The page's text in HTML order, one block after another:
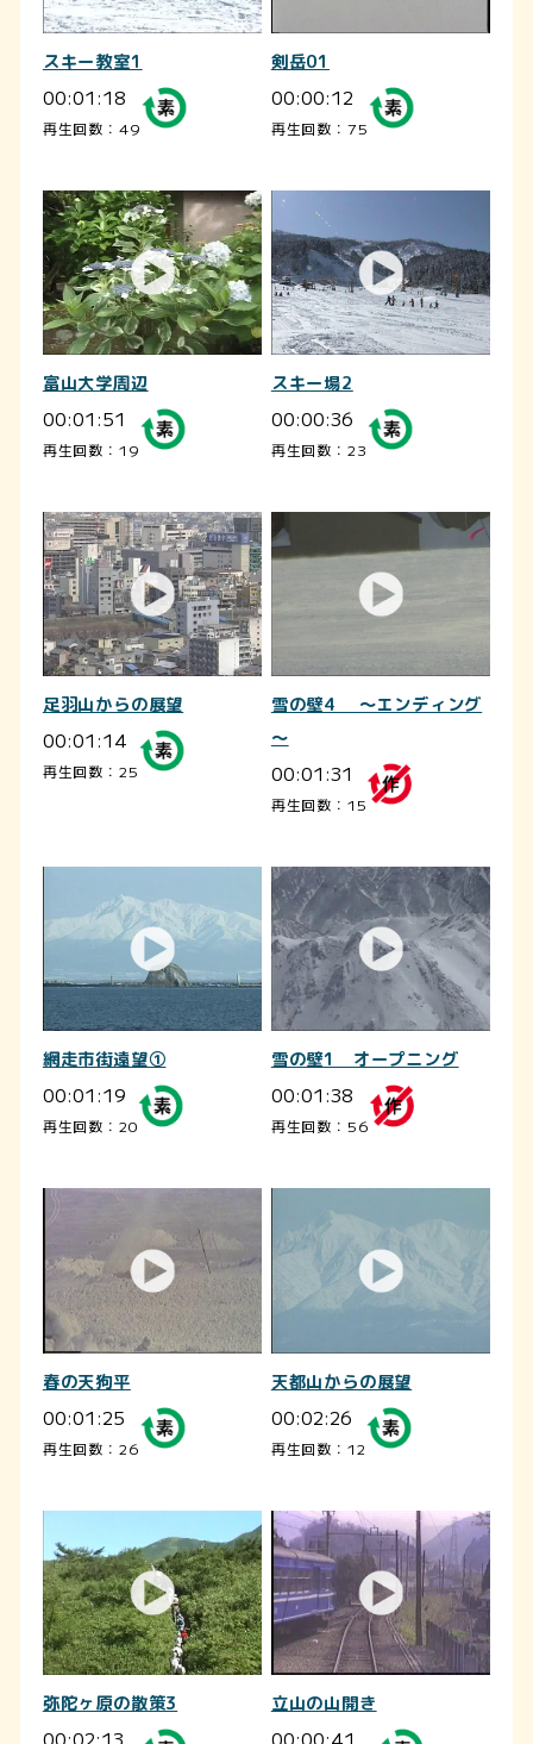
スキー教室1
00:01:18
再生回数：49
剣岳01
00:00:12
再生回数：75
富山大学周辺
00:01:51
再生回数：19
スキー場2
00:00:36
再生回数：23
足羽山からの展望
00:01:14
再生回数：25
雪の壁4 ～エンディング
～
00:01:31
再生回数：15
網走市街遠望①
00:01:19
再生回数：20
雪の壁1 オープニング
00:01:38
再生回数：56
春の天狗平
00:01:25
再生回数：26
天都山からの展望
00:02:26
再生回数：12
弥陀ヶ原の散策3
00:02:13
立山の山開き
00:00:41